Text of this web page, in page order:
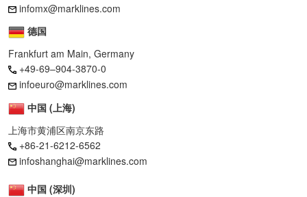
infomx@marklines.com
德国
Frankfurt am Main, Germany
+49-69–904-3870-0
infoeuro@marklines.com
中国 (上海)
上海市黄浦区南京东路
+86-21-6212-6562
infoshanghai@marklines.com
中国 (深圳)